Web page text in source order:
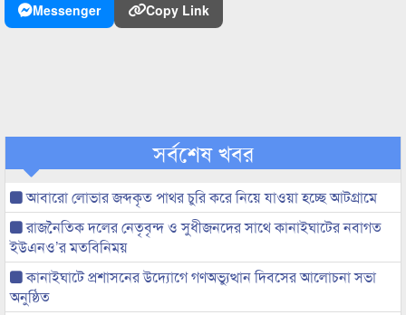
Messenger
Copy Link
সর্বশেষ খবর
আবারো লোভার জব্দকৃত পাথর চুরি করে নিয়ে যাওয়া হচ্ছে আটগ্রামে
রাজনৈতিক দলের নেতৃবৃন্দ ও সুধীজনদের সাথে কানাইঘাটের নবাগত
ইউএনও’র মতবিনিময়
কানাইঘাটে প্রশাসনের উদ্যোগে গণঅভ্যুত্থান দিবসের আলোচনা সভা
অনুষ্ঠিত